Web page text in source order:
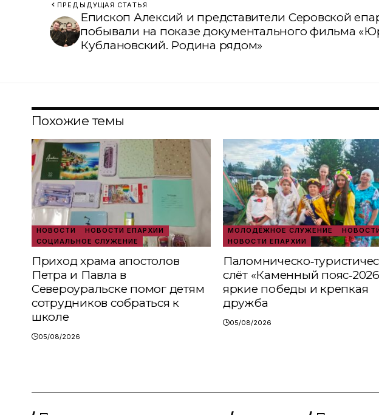
ПРЕДЫДУЩАЯ СТАТЬЯ
Епископ Алексий и представители Серовской
побывали на показе документального фильма
Кублановский. Родина рядом»
Похожие темы
НОВОСТИ
НОВОСТИ ЕПАРХИИ
СОЦИАЛЬНОЕ СЛУЖЕНИЕ
Приход храма апостолов
Петра и Павла в
Североуральске помог детям
сотрудников собраться к
школе
05/08/2026
МОЛОДЁЖНОЕ СЛУЖЕНИЕ
НОВОСТИ ЕПАРХИИ
слёт «Каменный
яркие победы и крепкая
дружба
05/08/2026